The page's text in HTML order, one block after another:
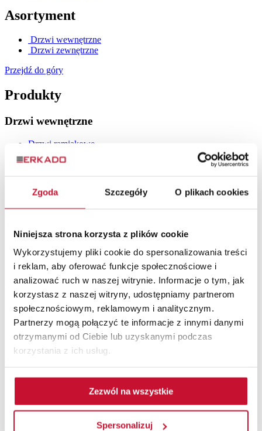
Zgoda Szczegóły O plikach cookies
Niniejsza strona korzysta z plików cookie
Wykorzystujemy pliki cookie do spersonalizowania treści
i reklam, aby oferować funkcje społecznościowe i
analizować ruch w naszej witrynie. Informacje o tym, jak
korzystasz z naszej witryny, udostępniamy partnerom
społecznościowym, reklamowym i analitycznym.
Partnerzy mogą połączyć te informacje z innymi danymi
otrzymanymi od Ciebie lub uzyskanymi podczas
korzystania z ich usług.
Zezwól na wszystkie
Spersonalizuj
Asortyment
Drzwi wewnętrzne
Drzwi zewnętrzne
Przejdź do góry
Produkty
Drzwi wewnętrzne
Drzwi ramiakowe
Drzwi szklane
Drzwi lakierowane
Drzwi wewnętrzne drewniane
Drzwi zewnętrzne drewniane
Drzwi do mieszkania
Pozostałe
Akcesoria
Ościeżnice
Lamele ścienne
Drzwi z intarsjami
Katalog drzwi wewnętrznych 2026
Katalog drzwi zewnętrznych drewnianych 2026
Katalog drzwi stalowych 2026
Wszystkie katalogi